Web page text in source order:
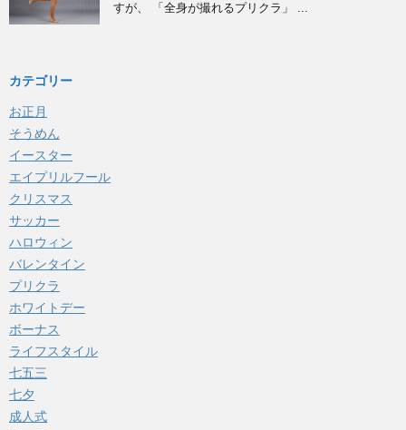
すが、 「全身が撮れるプリクラ」 ...
カテゴリー
お正月
そうめん
イースター
エイプリルフール
クリスマス
サッカー
ハロウィン
バレンタイン
プリクラ
ホワイトデー
ボーナス
ライフスタイル
七五三
七夕
成人式